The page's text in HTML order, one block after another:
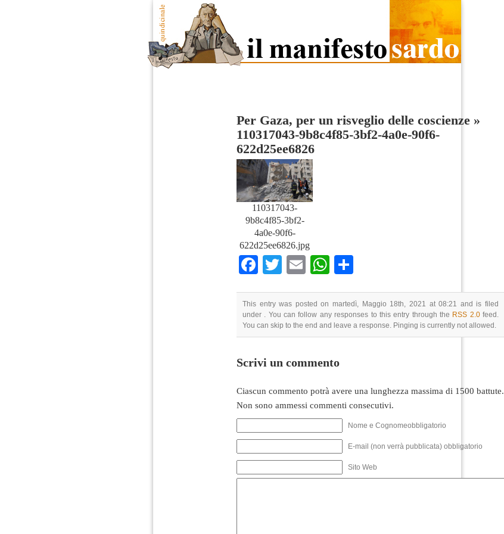
Per Gaza, per un risveglio delle coscienze »
110317043-9b8c4f85-3bf2-4a0e-90f6-
622d25ee6826
110317043-
9b8c4f85-3bf2-
4a0e-90f6-
622d25ee6826.jpg
Facebook
TwitterEmailWhatsApp
This entry was posted on martedì, Maggio 18th, 2021 at 08:21 and is filed
under . You can follow any responses to this entry through the RSS 2.0feed.
You can skip to the end and leave a response. Pinging is currently not allowed.
Scrivi un commento
Ciascun commento potrà avere una lunghezza massima di 1500 battute.
Non sono ammessi commenti consecutivi.
Nome e Cognomeobbligatorio
E-mail (non verrà pubblicata) obbligatorio
Sito Web